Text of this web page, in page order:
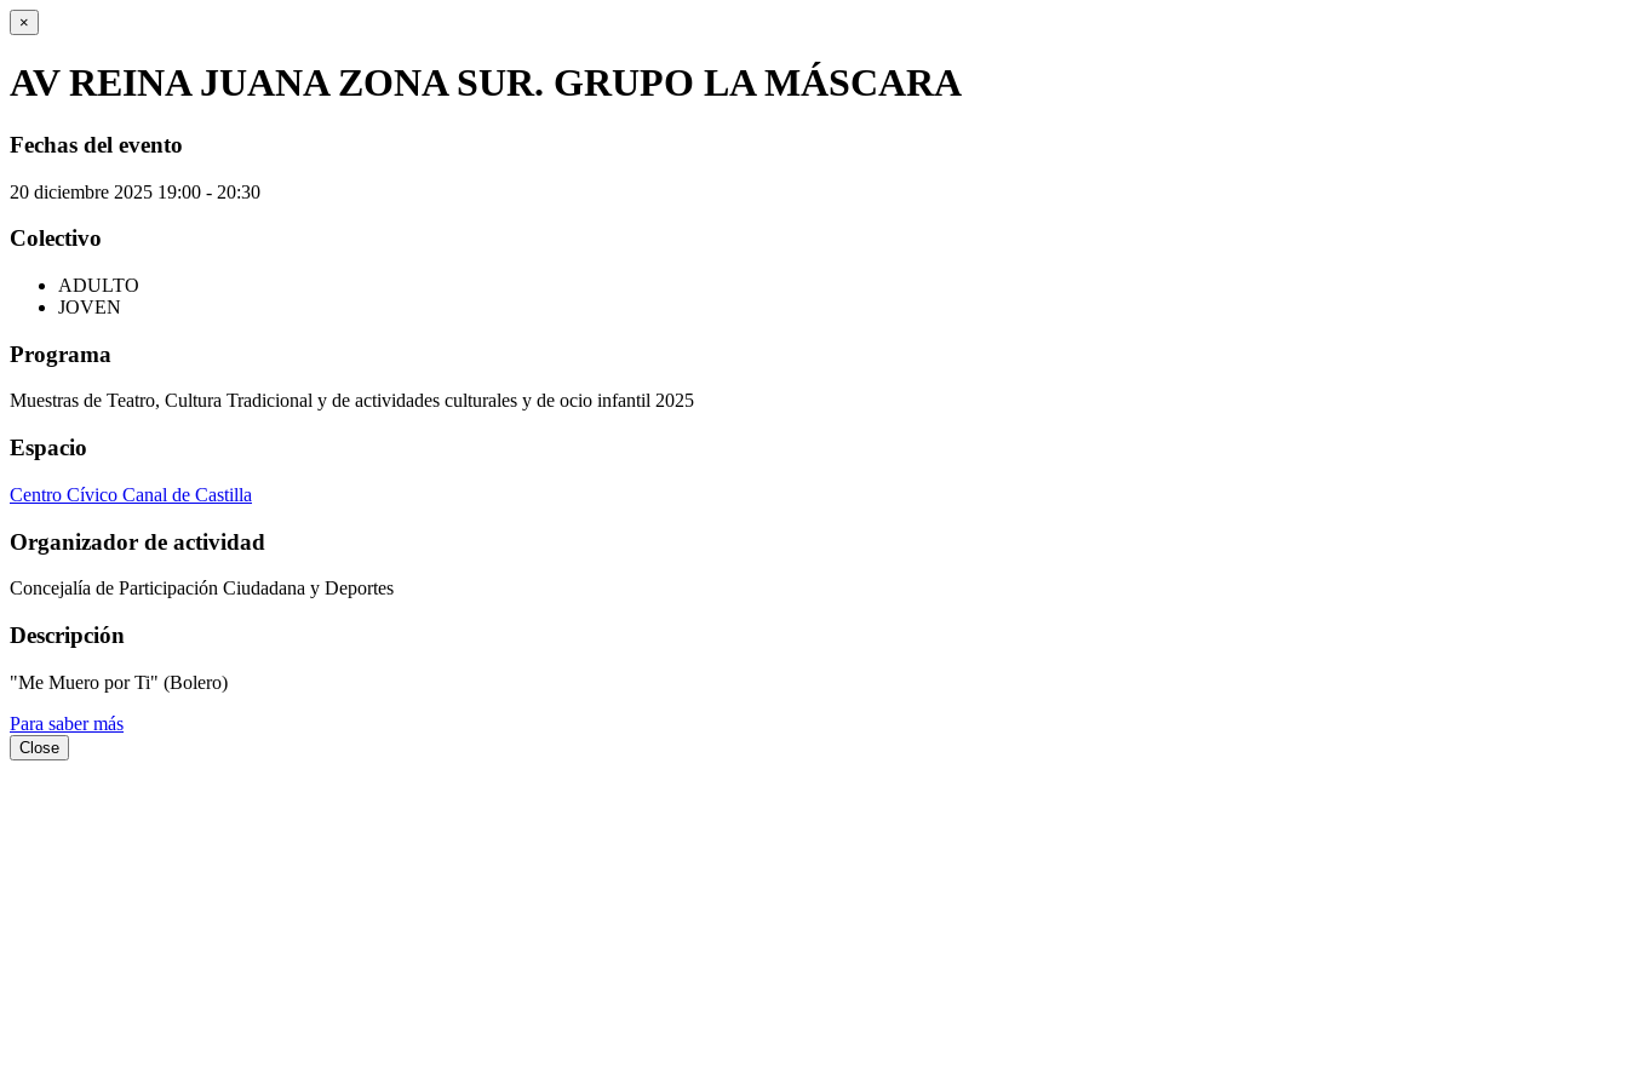
×
AV REINA JUANA ZONA SUR. GRUPO LA MÁSCARA
Fechas del evento
20 diciembre 2025 19:00 - 20:30
Colectivo
ADULTO
JOVEN
Programa
Muestras de Teatro, Cultura Tradicional y de actividades culturales y de ocio infantil 2025
Espacio
Centro Cívico Canal de Castilla
Organizador de actividad
Concejalía de Participación Ciudadana y Deportes
Descripción
"Me Muero por Ti" (Bolero)
Para saber más
Close